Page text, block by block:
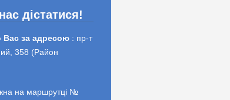
дістатися!
Вас за адресою : пр-т
358 (Район
на маршрутці №